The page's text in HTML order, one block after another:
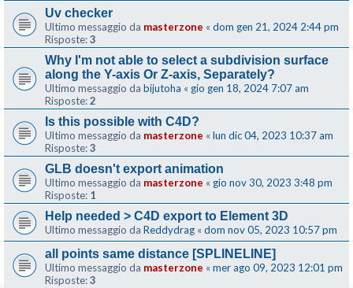
Uv checker
Ultimo messaggio da masterzone « dom gen 21, 2024 2:44 pm
Risposte:3
Why I'm not able to select a subdivision surface
along the Y-axis Or Z-axis, Separately?
Ultimo messaggio da bijutoha « gio gen 18, 2024 7:07 am
Risposte:2
Is this possible with C4D?
Ultimo messaggio da masterzone « lun dic 04, 2023 10:37 am
Risposte:3
GLB doesn't export animation
Ultimo messaggio da masterzone « gio nov 30, 2023 3:48 pm
Risposte: 1
Help needed > C4D export to Element 3D
Ultimo messaggio da Reddydrag « dom nov 05, 2023 10:57 pm
all points same distance [SPLINELINE]
Ultimo messaggio da masterzone « mer ago 09, 2023 12:01 pm
Risposte:3